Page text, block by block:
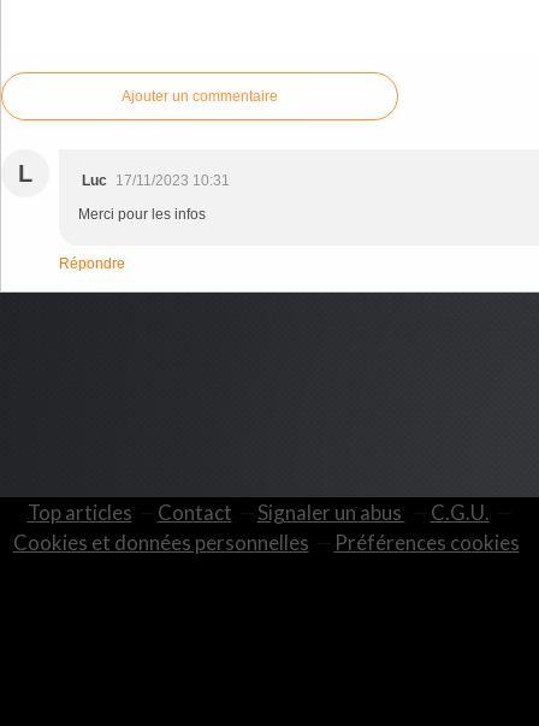
Ajouter un commentaire
L Luc 17/11/2023 10:31
Merci pour les infos
Répondre
Top articles Contact Signaler un abus
C.G.U.
Cookies et données personnelles
Préférences cookies